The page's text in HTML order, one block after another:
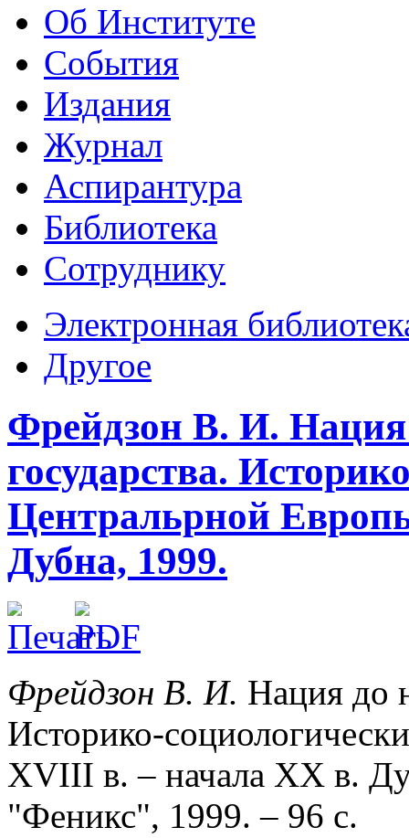
Об Институте
События
Издания
Журнал
Аспирантура
Библиотека
Сотруднику
Электронная
Другое
Фрейдзон В. И. Нация
государства.
Центральрной
Дубна, 1999.
Фрейдзон В. И. Нация до
Историко-
XVIII в. – начала XX в.
"Феникс", 1999. – 96 с.